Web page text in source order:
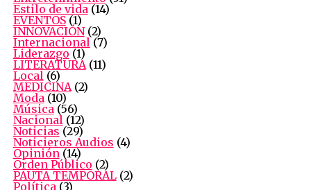
Estilo de vida (14)
EVENTOS(1)
INNOVACIÓN(2)
Internacional(7)
Liderazgo (1)
LITERATURA(11)
Local (6)
MEDICINA(2)
Moda (10)
Música (56)
Nacional (12)
Noticias (29)
Noticieros Audios (4)
Opinión (14)
Orden Público (2)
PAUTA TEMPORAL(2)
Política (3)